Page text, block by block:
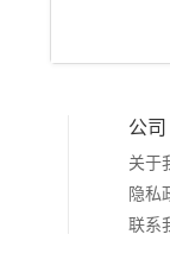
公司
关于
隐私
联系